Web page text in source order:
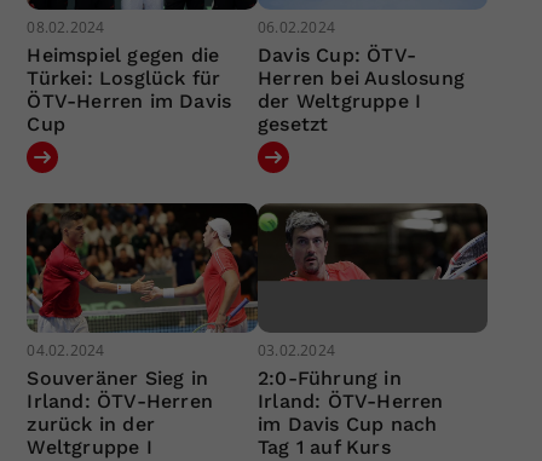
08.02.2024
Heimspiel gegen die
Türkei: Losglück für
ÖTV-Herren im Davis
Cup
06.02.2024
Davis Cup: ÖTV-
Herren bei Auslosung
der Weltgruppe I
gesetzt
04.02.2024
Souveräner Sieg in
Irland: ÖTV-Herren
zurück in der
Weltgruppe I
03.02.2024
2:0-Führung in
Irland: ÖTV-Herren
im Davis Cup nach
Tag 1 auf Kurs